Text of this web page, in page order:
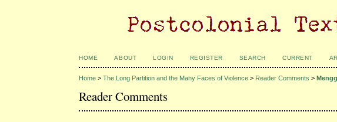
HOME ABOUT LOGIN REGISTER SEARCH CURRENT
Home >The Long Partition and the Many Faces of Violence > Reader Comments >
Reader Comments